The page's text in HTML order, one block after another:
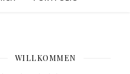
WILLKOMMEN